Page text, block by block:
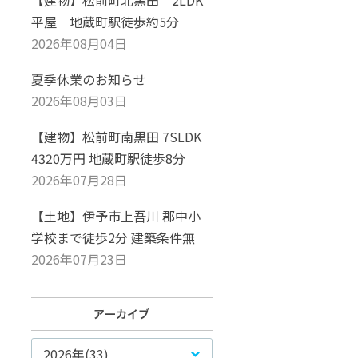
平屋 地蔵町駅徒歩約5分
2026年08月04日
夏季休業のお知らせ
2026年08月03日
【建物】松前町南黒田 7SLDK
4320万円 地蔵町駅徒歩8分
2026年07月28日
【土地】伊予市上吾川 郡中小
学校まで徒歩2分 建築条件無
2026年07月23日
2026年(33)